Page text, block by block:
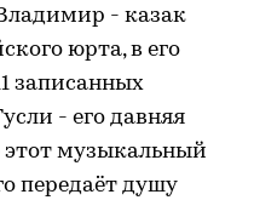
- казак
юрта, в его
записанных
- его давняя
этот музыкальный
передаёт душу